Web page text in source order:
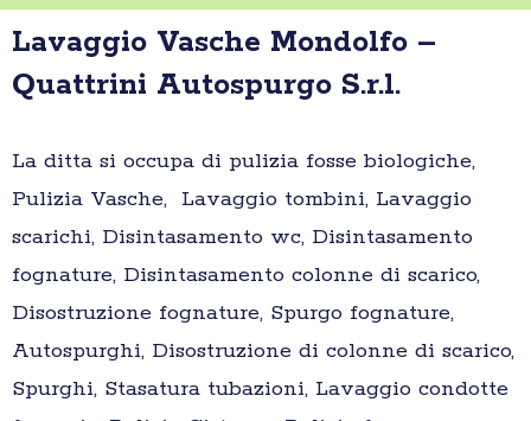
Lavaggio Vasche Mondolfo –
Quattrini Autospurgo S.r.l.
La ditta si occupa di pulizia fosse biologiche,
Pulizia Vasche, Lavaggio tombini, Lavaggio
scarichi, Disintasamento wc, Disintasamento
fognature, Disintasamento colonne di scarico,
Disostruzione fognature, Spurgo fognature,
Autospurghi, Disostruzione di colonne di scarico,
Spurghi, Stasatura tubazioni, Lavaggio condotte